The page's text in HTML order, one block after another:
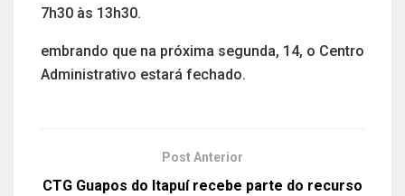
7h30 às 13h30.
embrando que na próxima segunda, 14, o Centro
Administrativo estará fechado.
Post Anterior
CTG Guapos do Itapuí recebe parte do recurso